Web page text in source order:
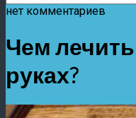
нет комментариев
Чем
руках?